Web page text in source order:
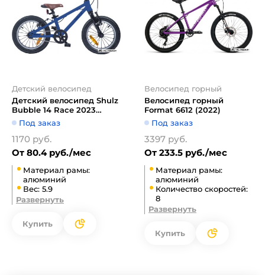
Детский велосипед
Детский велосипед Shulz
Bubble 14 Race 2023
(синий)
Под заказ
1170 руб.
От 80.4 руб./мес
Материал рамы:
алюминий
Вес: 5.9
Развернуть
Купить
Велосипед горный
Велосипед горный
Format 6612 (2022)
Под заказ
3397 руб.
От 233.5 руб./мес
Материал рамы:
алюминий
Количество скоростей:
8
Развернуть
Купить